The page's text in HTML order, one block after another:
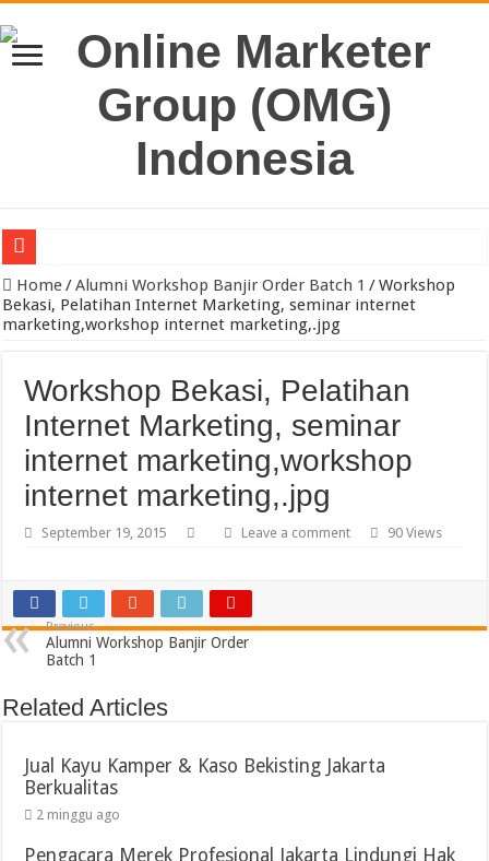
Pengacara Merek Profesional Jakarta Lindungi Hak Merek Bisnis
Home/Alumni Workshop Banjir Order Batch 1 /Workshop
Bekasi, Pelatihan Internet Marketing, seminar internet
marketing,workshop internet marketing,.jpg
Workshop Bekasi, Pelatihan
Internet Marketing, seminar
internet marketing,workshop
internet marketing,.jpg
September 19, 2015 Leave a comment 90 Views
Previous
Alumni Workshop Banjir Order
Batch 1
Related Articles
Jual Kayu Kamper & Kaso Bekisting Jakarta
Berkualitas
2 minggu ago
Pengacara Merek Profesional Jakarta Lindungi Hak